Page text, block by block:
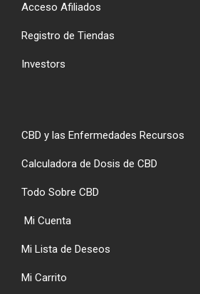
Acceso Afiliados
Registro de Tiendas
Investors
CBD y las Enfermedades Recursos
Calculadora de Dosis de CBD
Todo Sobre CBD
Mi Cuenta
Mi Lista de Deseos
Mi Carrito